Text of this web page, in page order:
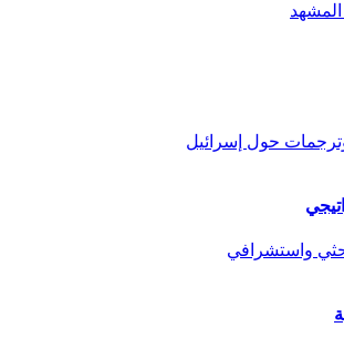
حول إسرائيل
واستشرافي